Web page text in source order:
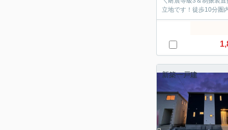
立地です！徒歩10分圏
新築一戸建